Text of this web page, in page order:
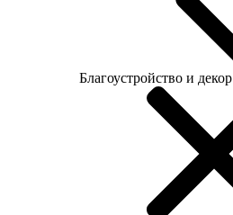
Благоустройство и декор